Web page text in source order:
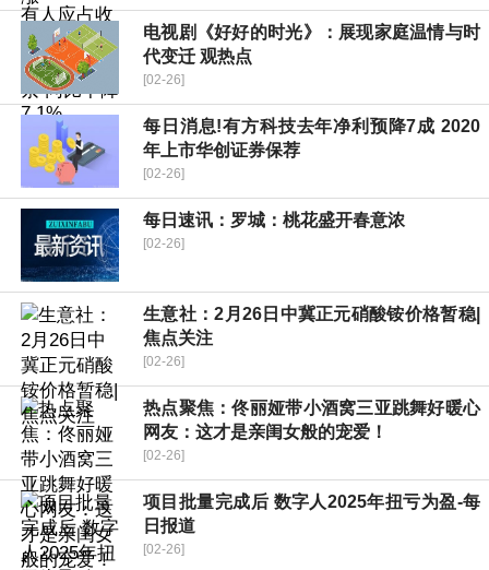
电视剧《好好的时光》：展现家庭温情与时
代变迁 观热点
[02-26]
每日消息!有方科技去年净利预降7成 2020
年上市华创证券保荐
[02-26]
每日速讯：罗城：桃花盛开春意浓
[02-26]
生意社：2月26日中冀正元硝酸铵价格暂稳|
焦点关注
[02-26]
热点聚焦：佟丽娅带小酒窝三亚跳舞好暖心
网友：这才是亲闺女般的宠爱！
[02-26]
项目批量完成后 数字人2025年扭亏为盈-每
日报道
[02-26]